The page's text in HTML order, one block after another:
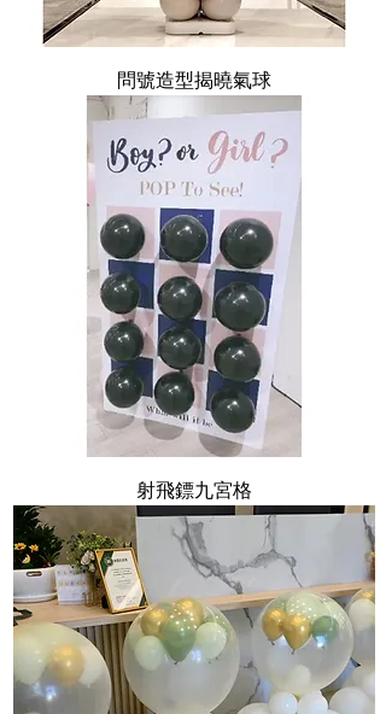
問號造型揭曉氣球
射飛鏢九宮格